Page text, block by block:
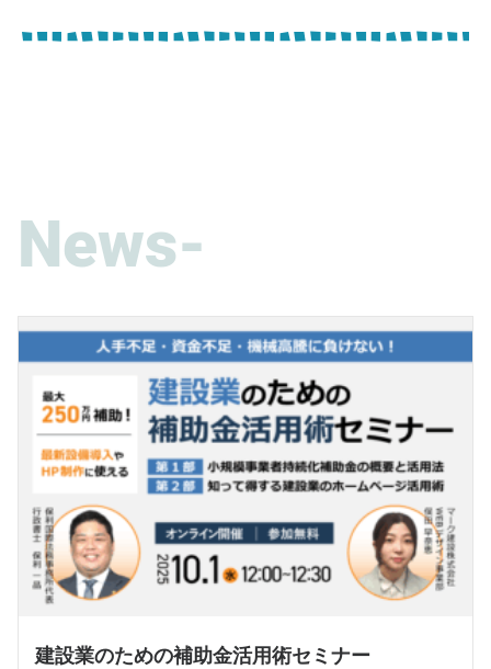
News-
建設業のための補助金活用術セミナー